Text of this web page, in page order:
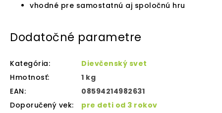
vhodné pre samostatnú aj spoločnú hru
Dodatočné parametre
Kategória:
Dievčenský svet
Hmotnosť:
1 kg
EAN:
08594214982631
Doporučený vek:
pre deti od 3 rokov